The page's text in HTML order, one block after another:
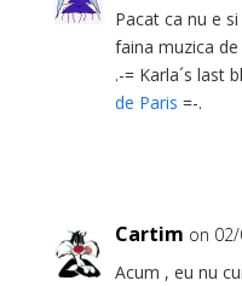
Pacat ca nu e
faina muzica
.-= Karla´s last
de Paris =-.
Cartim on
Acum , eu nu